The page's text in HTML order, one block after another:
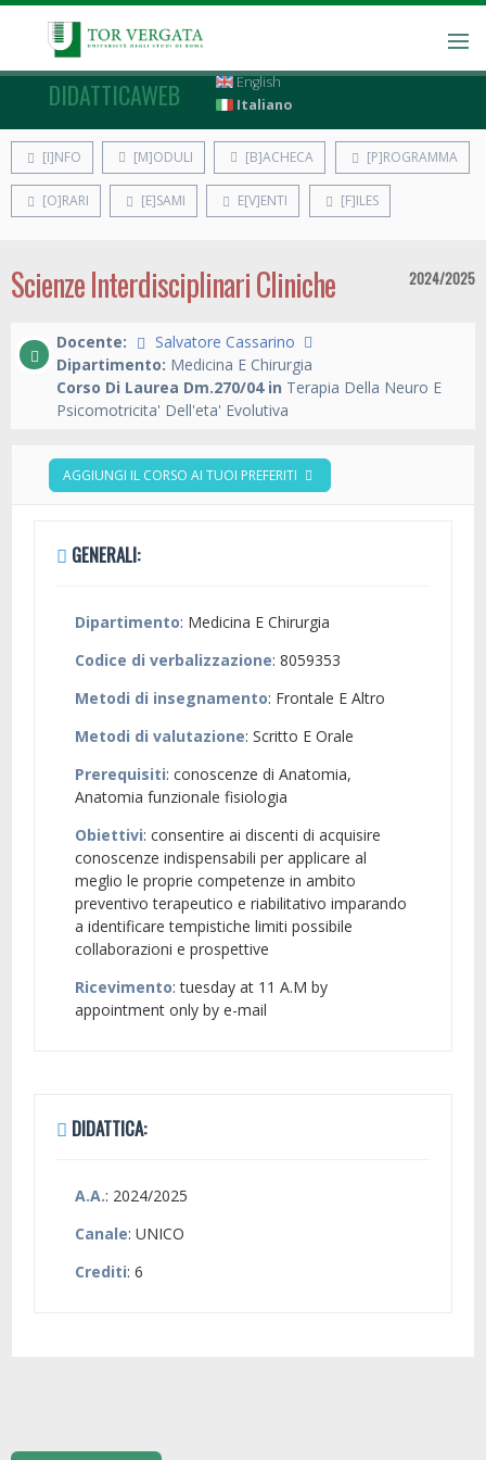
DIDATTICAWEB
English
Italiano
[I]NFO [M]ODULI [B]ACHECA [P]ROGRAMMA
[O]RARI [E]SAMI E[V]ENTI [F]ILES
Scienze Interdisciplinari Cliniche 2024/2025
Docente:
Salvatore Cassarino
Dipartimento: Medicina E Chirurgia
Corso Di Laurea Dm.270/04 in Terapia Della Neuro E
Psicomotricita' Dell'eta' Evolutiva
AGGIUNGI IL CORSO AI TUOI PREFERITI
GENERALI:
Dipartimento: Medicina E Chirurgia
Codice di verbalizzazione: 8059353
Metodi di insegnamento: Frontale E Altro
Metodi di valutazione: Scritto E Orale
Prerequisiti: conoscenze di Anatomia,
Anatomia funzionale fisiologia
Obiettivi: consentire ai discenti di acquisire
conoscenze indispensabili per applicare al
meglio le proprie competenze in ambito
preventivo terapeutico e riabilitativo imparando
a identificare tempistiche limiti possibile
collaborazioni e prospettive
Ricevimento: tuesday at 11 A.M by
appointment only by e-mail
DIDATTICA:
A.A.: 2024/2025
Canale: UNICO
Crediti: 6